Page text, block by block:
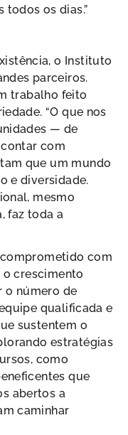
os dias.”
o Instituto
parceiros.
trabalho feito
“O que nos
— de
com
que um mundo
e diversidade.
mesmo
faz toda a
com
crescimento
o número de
qualificada e
sustentem o
estratégias
como
que
abertos a
caminhar